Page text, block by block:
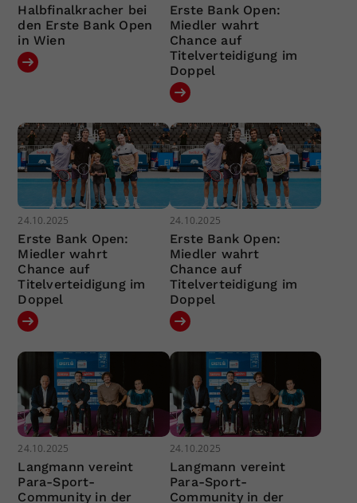
Halbfinalkracher bei
den Erste Bank Open
in Wien
Erste Bank Open:
Miedler wahrt
Chance auf
Titelverteidigung im
Doppel
24.10.2025
Erste Bank Open:
Miedler wahrt
Chance auf
Titelverteidigung im
Doppel
24.10.2025
Erste Bank Open:
Miedler wahrt
Chance auf
Titelverteidigung im
Doppel
24.10.2025
Langmann vereint
Para-Sport-
Community in der
24.10.2025
Langmann vereint
Para-Sport-
Community in der